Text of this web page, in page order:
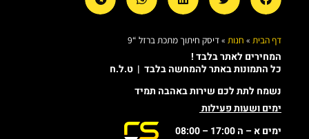
דף הבית » חנות »דיסק חיתוך מתכת ברזל “9
המחירים לאתר בלבד !
כל התמונות באתר להמחשה בלבד | ט.ל.ח
נשמח לתת לכם שירות באהבה תמיד
ימים ושעות פעילות
ימים א – ה 17:00 – 08:00